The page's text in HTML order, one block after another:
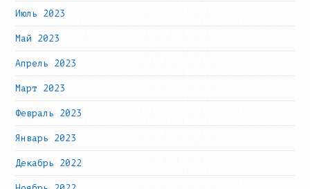
Июль 2023
Май 2023
Апрель 2023
Март 2023
Февраль 2023
Январь 2023
Декабрь 2022